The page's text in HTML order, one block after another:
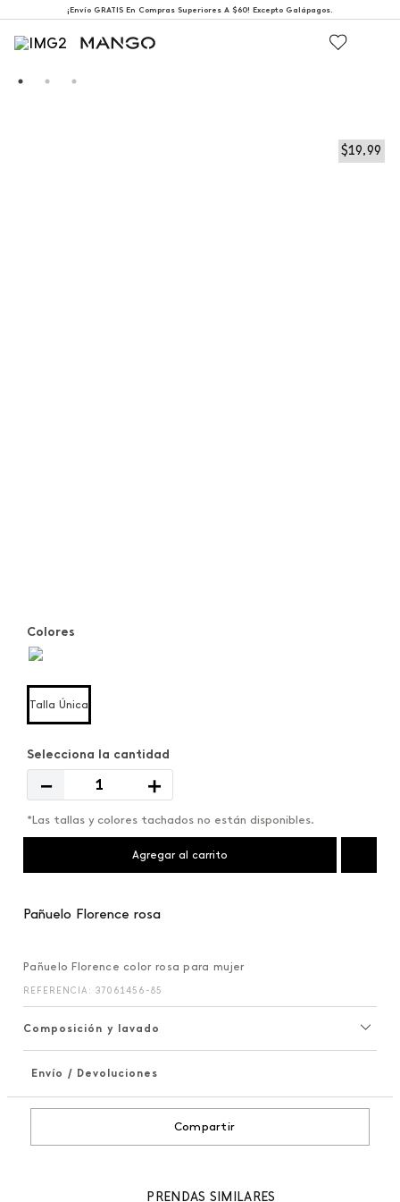
¡Envío GRATIS En Compras Superiores A $60! Excepto Galápagos.
$19,99
Colores
Talla Única
＋
－
*Las tallas y colores tachados no están disponibles.
Agregar al carrito
Pañuelo Florence rosa
Pañuelo Florence color rosa para mujer
REFERENCIA : 37061456-85
Composición y lavado
Envío / Devoluciones
Compartir
PRENDAS SIMILARES